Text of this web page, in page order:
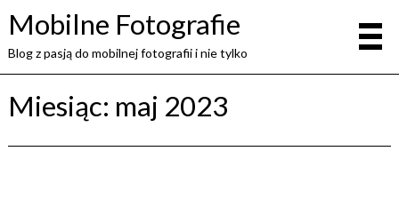
Mobilne Fotografie
Blog z pasją do mobilnej fotografii i nie tylko
Miesiąc: maj 2023